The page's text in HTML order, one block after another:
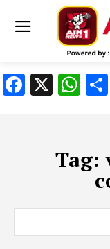
Facebook
X
Tag: